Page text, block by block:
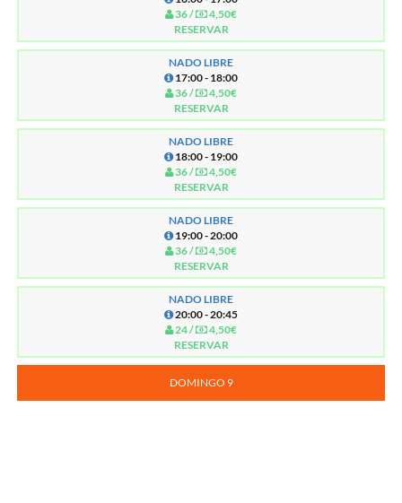
36 /
4,50€
RESERVAR
NADO LIBRE
17:00 - 18:00
36 /
4,50€
RESERVAR
NADO LIBRE
18:00 - 19:00
36 /
4,50€
RESERVAR
NADO LIBRE
19:00 - 20:00
36 /
4,50€
RESERVAR
NADO LIBRE
20:00 - 20:45
24 /
4,50€
RESERVAR
DOMINGO 9